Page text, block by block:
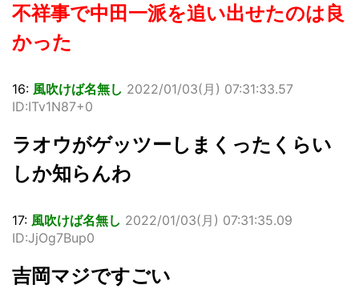
不祥事で中田一派を追い出せたのは良
かった
16: 風吹けば名無し 2022/01/03(月) 07:31:33.57
ID:ITv1N87+0
ラオウがゲッツーしまくったくらい
しか知らんわ
17: 風吹けば名無し 2022/01/03(月) 07:31:35.09
ID:JjOg7Bup0
吉岡マジですごい